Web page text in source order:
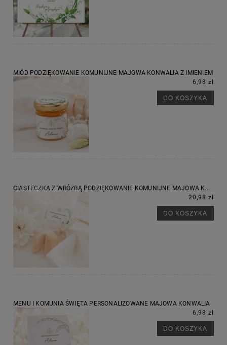
MIÓD PODZIĘKOWANIE KOMUNIJNE MAJOWA KONWALIA Z IMIENIEM
6,98 zł
DO KOSZYKA
CIASTECZKA Z WRÓŻBĄ PODZIĘKOWANIE KOMUNIJNE MAJOWA K...
20,98 zł
DO KOSZYKA
MENU I KOMUNIA ŚWIĘTA PERSONALIZOWANE MAJOWA KONWALIA
6,98 zł
DO KOSZYKA